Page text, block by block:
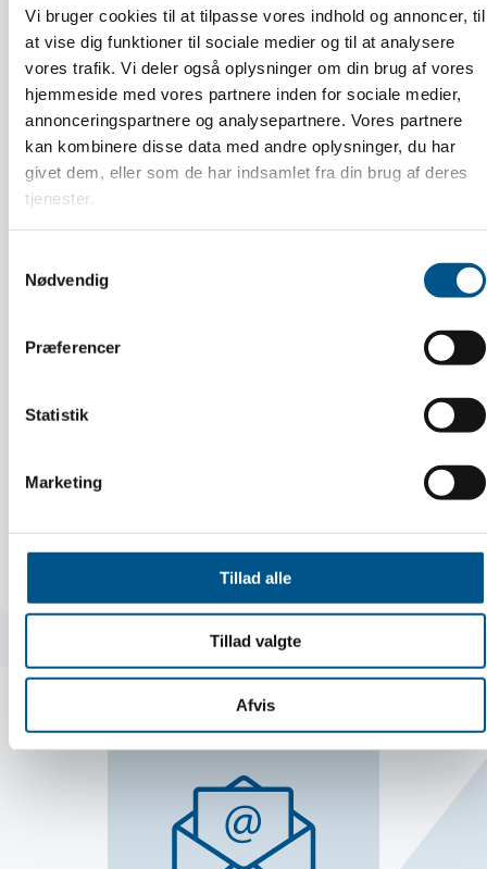
Vi bruger cookies til at tilpasse vores indhold og annoncer, til
at vise dig funktioner til sociale medier og til at analysere
vores trafik. Vi deler også oplysninger om din brug af vores
hjemmeside med vores partnere inden for sociale medier,
annonceringspartnere og analysepartnere. Vores partnere
kan kombinere disse data med andre oplysninger, du har
givet dem, eller som de har indsamlet fra din brug af deres
tjenester.
Nødvendig
Præferencer
Statistik
Marketing
Tillad alle
Tillad valgte
Afvis
Årets Mester Fest for Dansk
Håndværks Mestre
LÆS MERE
LÆS MERE